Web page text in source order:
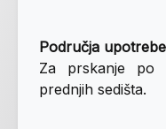
Područja upotrebe
Za prskanje po
prednjih sedišta.